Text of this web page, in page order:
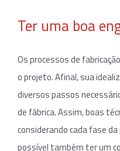
Ter uma boa
Os processos de
o projeto. Afinal, sua
diversos passos
de fábrica. Assim, boas
considerando cada fase
possível também ter um